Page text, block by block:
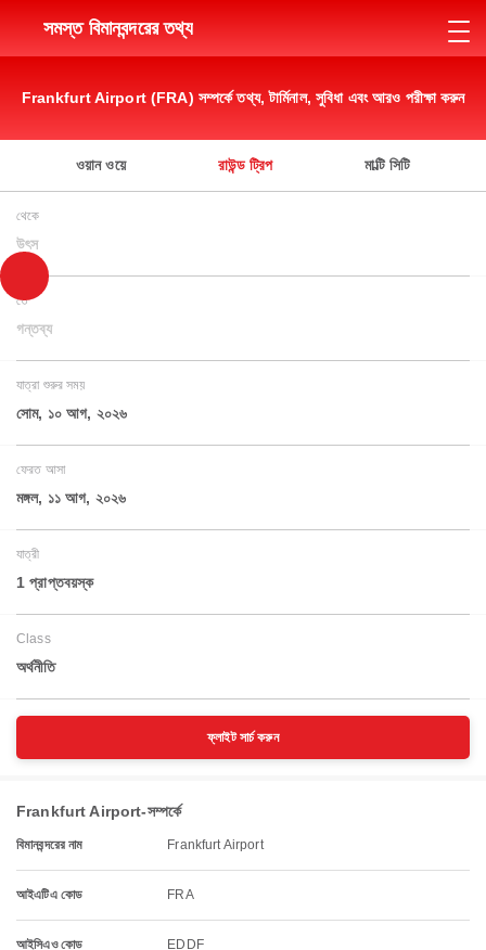
সমস্ত বিমানবন্দরের তথ্য
Frankfurt Airport (FRA) সম্পর্কে তথ্য, টার্মিনাল, সুবিধা এবং আরও পরীক্ষা করুন
ওয়ান ওয়ে রাউন্ড ট্রিপ মাল্টি সিটি
থেকে
উৎস
তে
গন্তব্য
যাত্রা শুরুর সময়
সোম, ১০ আগ, ২০২৬
ফেরত আসা
মঙ্গল, ১১ আগ, ২০২৬
যাত্রী
1 প্রাপ্তবয়স্ক
Class
অর্থনীতি
ফ্লাইট সার্চ করুন
Frankfurt Airport-সম্পর্কে
বিমানবন্দরের নাম Frankfurt Airport
আইএটিএ কোড FRA
আইসিএও কোড EDDF